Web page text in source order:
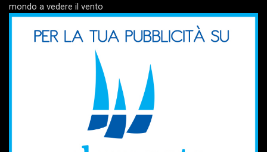
mondo a vedere il vento